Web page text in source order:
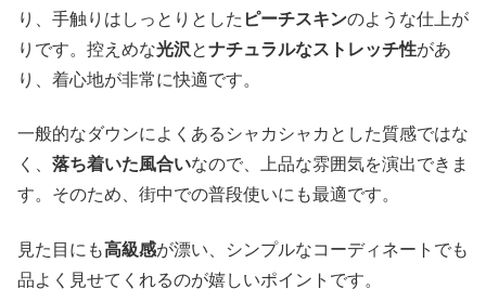
り、手触りはしっとりとした ピーチスキンのような仕上が
りです。控えめな光沢とナチュラルなストレッチ性があ
り、着心地が非常に快適です。
一般的なダウンによくあるシャカシャカとした質感ではな
く、 落ち着いた風合いなので、上品な雰囲気を演出できま
す。そのため、街中での普段使いにも最適です。
見た目にも高級感が漂い、シンプルなコーディネートでも
品よく見せてくれるのが嬉しいポイントです。